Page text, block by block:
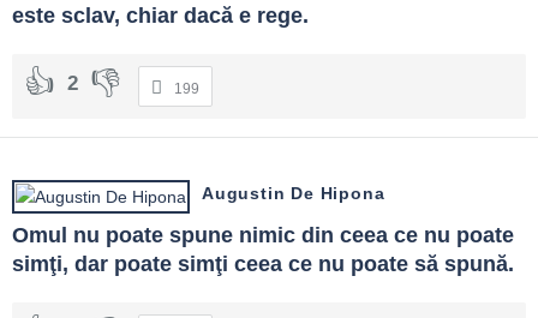
este sclav, chiar dacă e rege.
2 199
Augustin De Hipona
Omul nu poate spune nimic din ceea ce nu poate
simţi, dar poate simţi ceea ce nu poate să spună.